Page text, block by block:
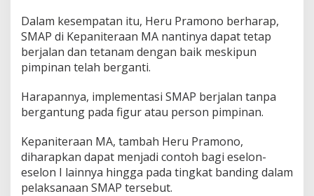
Dalam kesempatan itu, Heru Pramono berharap,
SMAP di Kepaniteraan MA nantinya dapat tetap
berjalan dan tetanam dengan baik meskipun
pimpinan telah berganti.
Harapannya, implementasi SMAP berjalan tanpa
bergantung pada figur atau person pimpinan.
Kepaniteraan MA, tambah Heru Pramono,
diharapkan dapat menjadi contoh bagi eselon-
eselon I lainnya hingga pada tingkat banding dalam
pelaksanaan SMAP tersebut.